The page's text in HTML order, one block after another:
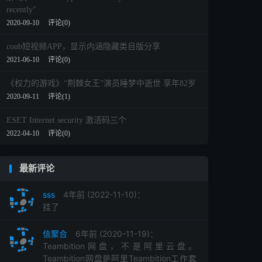
recently"
2020-09-10 评论(0)
coub短视频APP，显示内涵隐藏类目版分享
2021-06-10 评论(0)
《权力的游戏》“荆棘女王”演员睡梦中逝世 享年82岁
2020-09-11 评论(1)
ESET Internet security 激活码三个
2022-04-10 评论(0)
最新评论
sss
4年前 (2022-11-10)：
挂了
信聚合
6年前 (2020-11-19)：
Teambition网盘，不是阿里云盘。
Teambition网盘是阿里Teambition工作套